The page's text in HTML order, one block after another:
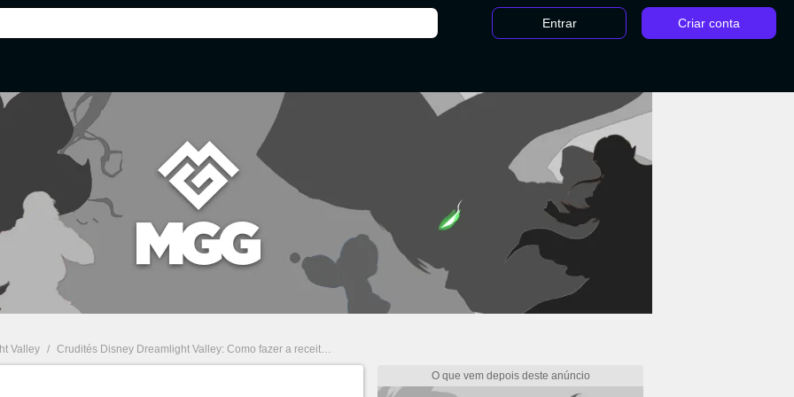
Entrar Criar conta
Valley / Crudités Disney Dreamlight Valley: Como fazer a receita e completar a missão do Mickey